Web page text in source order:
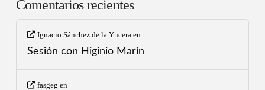
Comentarios recientes
Ignacio Sánchez de la Ynceraen
Sesión con Higinio Marín
fasgeg en